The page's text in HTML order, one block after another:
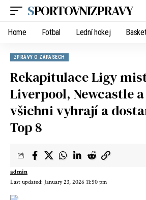
SPORTOVNIZPRAVY
Home Fotbal Lední hokej
ZPRÁVY O ZÁPASECH
Rekapitulace Ligy
Liverpool, Newcastle
všichni vyhrají a
Top 8
Last updated: January 23, 2026 11:50 pm
admin